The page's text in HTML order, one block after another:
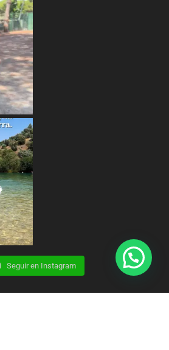
Seguir en Instagram